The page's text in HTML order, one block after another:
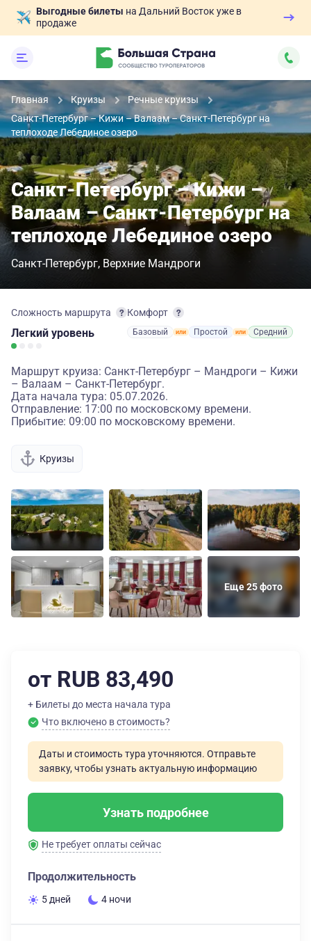
Выгодные билеты на Дальний Восток уже в
продаже
Главная Круизы
Речные круизы
Санкт-Петербург – Кижи – Валаам – Санкт-Петербург на
теплоходе Лебединое озеро
Санкт-Петербург – Кижи –
Валаам – Санкт-Петербург на
теплоходе Лебединое озеро
Санкт-Петербург Верхние Мандроги
Сложность маршрута
Легкий уровень
Комфорт
Базовый Простой Средний
Маршрут круиза: Санкт-Петербург – Мандроги – Кижи
– Валаам – Санкт-Петербург.
Дата начала тура: 05.07.2026.
Отправление: 17:00 по московскому времени.
Прибытие: 09:00 по московскому времени.
Круизы
Еще 25 фото
от RUB 83,490
+ Билеты до места начала тура
Что включено в стоимость?
Даты и стоимость тура уточняются. Отправьте
заявку, чтобы узнать актуальную информацию
Узнать подробнее
Не требует оплаты сейчас
Продолжительность
5 дней 4 ночи